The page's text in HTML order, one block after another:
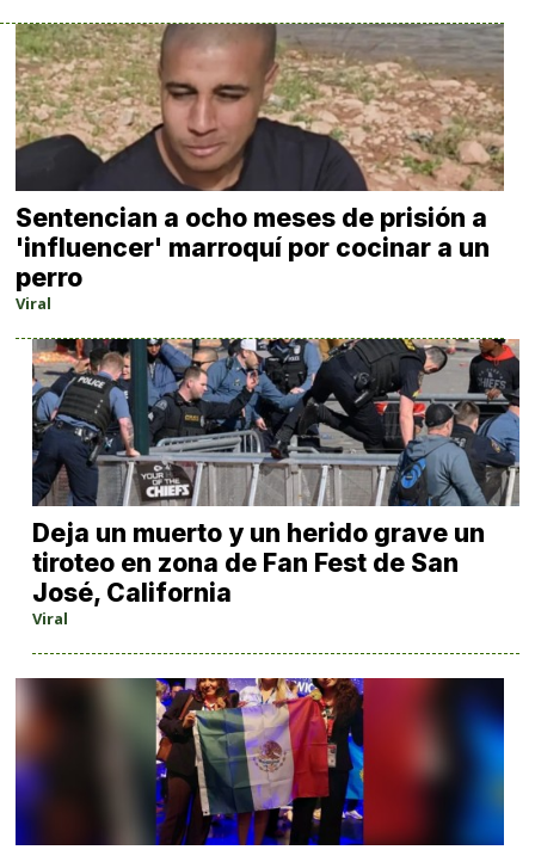
Sentencian a ocho meses de prisión a
'influencer' marroquí por cocinar a un
perro
Viral
Deja un muerto y un herido grave un
tiroteo en zona de Fan Fest de San
José, California
Viral